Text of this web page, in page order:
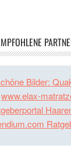
Bilder:
www.elax-